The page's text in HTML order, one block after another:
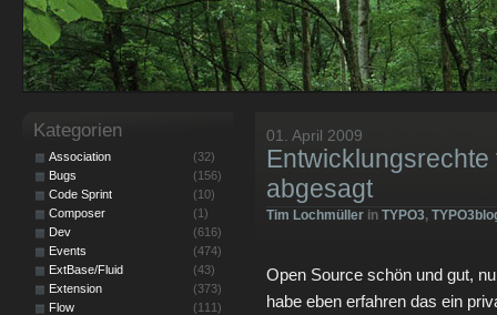
01. April 2009
abgesagt
Tim Lochmüller in TYPO3,
Open Source schön und gut,
habe eben erfahren das ein
Kategorien
Association
(32)
Bugs
(156)
Code Sprint
(10)
Composer
(1)
Dev
(616)
Events
(474)
ExtBase/Fluid
(43)
Extension
(373)
Flow
(111)